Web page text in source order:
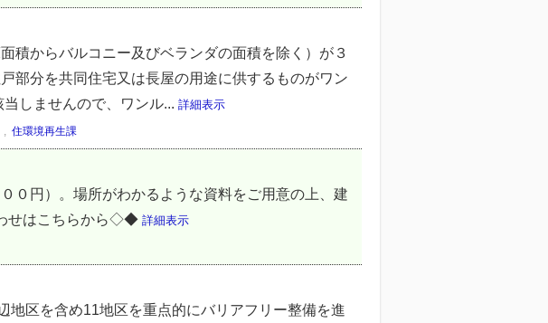
積からバルコニー及びベランダの面積を除く）が３
部分を共同住宅又は長屋の用途に供するものがワン
しませんので、ワンル... 詳細表示
, 住環境再生課
０円）。場所がわかるような資料をご用意の上、建
せはこちらから◇◆ 詳細表示
区を含め11地区を重点的にバリアフリー整備を進